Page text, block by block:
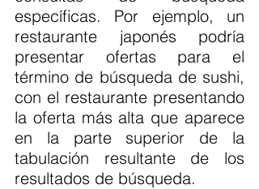
específicas. Por ejemplo, un
restaurante japonés podría
presentar ofertas para el
término de búsqueda de sushi,
con el restaurante presentando
la oferta más alta que aparece
en la parte superior de la
tabulación resultante de los
resultados de búsqueda.